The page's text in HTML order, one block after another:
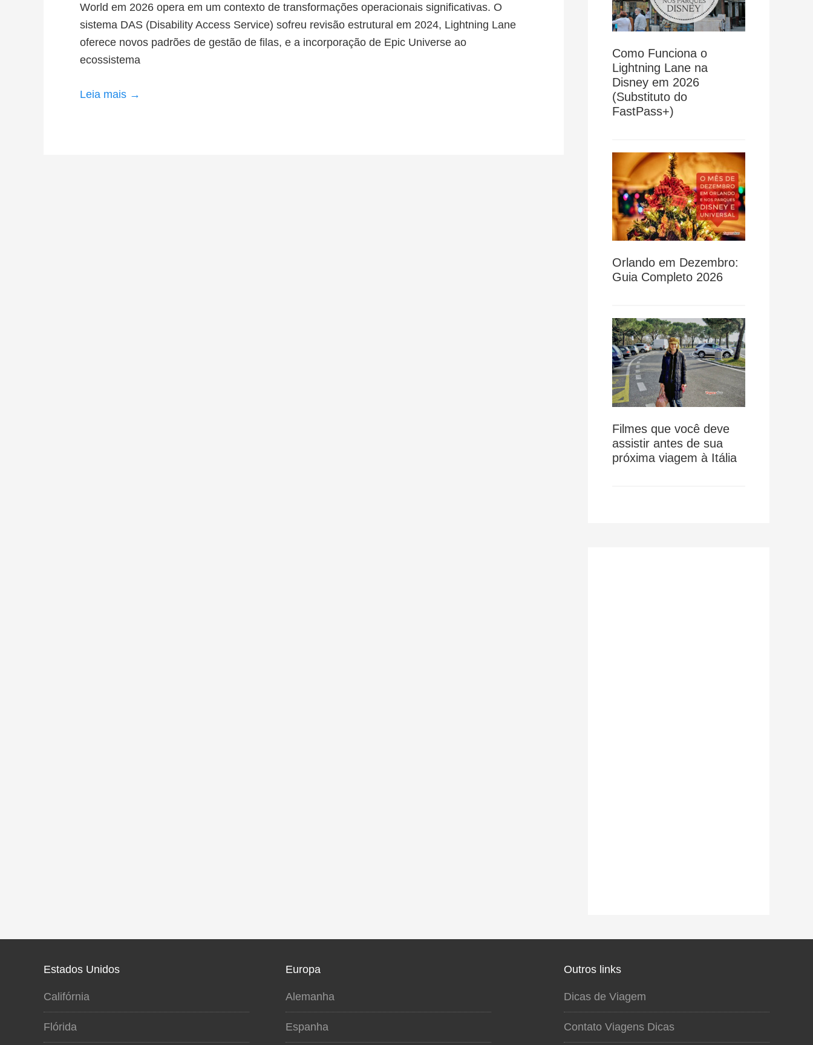
World em 2026 opera em um contexto de transformações operacionais significativas. O
sistema DAS (Disability Access Service) sofreu revisão estrutural em 2024, Lightning Lane
oferece novos padrões de gestão de filas, e a incorporação de Epic Universe ao
ecossistema
Leia mais →
Como Funciona o
Lightning Lane na
Disney em 2026
(Substituto do
FastPass+)
Orlando em Dezembro:
Guia Completo 2026
Filmes que você deve
assistir antes de sua
próxima viagem à Itália
Estados Unidos
Califórnia
Flórida
Europa
Alemanha
Espanha
Outros links
Dicas de Viagem
Contato Viagens Dicas